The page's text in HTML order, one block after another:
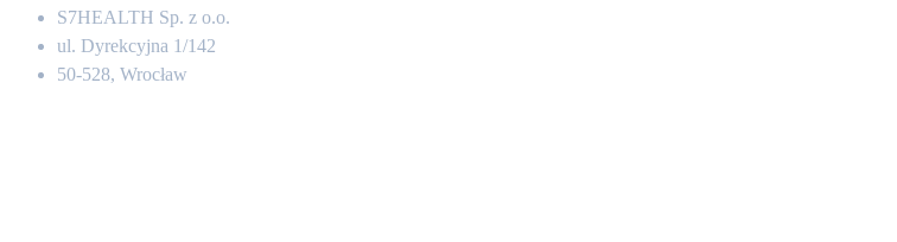
S7HEALTH Sp. z o.o.
ul. Dyrekcyjna 1/142
50-528, Wrocław